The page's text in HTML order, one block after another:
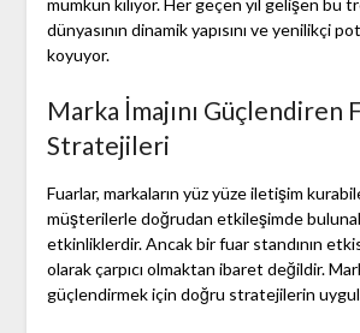
mümkün kılıyor. Her geçen yıl gelişen bu
dünyasının dinamik yapısını ve yenilikçi
koyuyor.
Marka İmajını Güçlendiren
Stratejileri
Fuarlar, markaların yüz yüze iletişim
müşterilerle doğrudan etkileşimde
etkinliklerdir. Ancak bir fuar standının
olarak çarpıcı olmaktan ibaret değildir.
güçlendirmek için doğru stratejilerin